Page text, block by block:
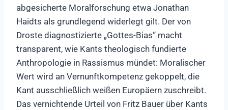
abgesicherte Moralforschung etwa Jonathan
Haidts als grundlegend widerlegt gilt. Der von
Droste diagnostizierte „Gottes-Bias“ macht
transparent, wie Kants theologisch fundierte
Anthropologie in Rassismus mündet: Moralischer
Wert wird an Vernunftkompetenz gekoppelt, die
Kant ausschließlich weißen Europäern zuschreibt.
Das vernichtende Urteil von Fritz Bauer über Kants